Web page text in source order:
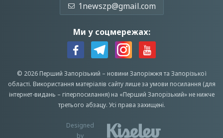
1newszp@gmail.com
Ми у соцмережах:
© 2026 Перший Запорізький – новини Запоріжжята Запорізької
області. Використання матеріалів сайту лише за умови посилання (для
інтернет-видань – гіперпосилання) на «Перший Запорiзький» не нижче
третього абзацу. Усi права захищенi.
Designed
by